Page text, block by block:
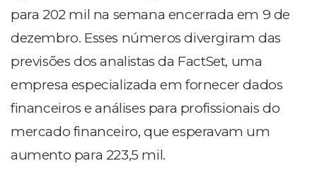
para 202 mil na semana encerrada em 9 de
dezembro. Esses números divergiram das
previsões dos analistas da FactSet, uma
empresa especializada em fornecer dados
financeiros e análises para profissionais do
mercado financeiro, que esperavam um
aumento para 223,5 mil.